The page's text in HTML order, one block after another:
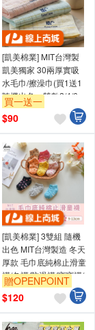
[凱美棉業] MIT台灣製
凱美獨家 30兩厚實吸
水毛巾/擦澡巾(買1送1
隨機出色，雙數2/4/6..
下單)
買一送一
贈OPENPOINT
$90
[凱美棉業] 3雙組 隨機
出色 MIT台灣製造 冬天
厚款 毛巾底純棉止滑童
襪/冬襪/防滑襪/寶寶襪/
保暖童襪 愛心點點款
贈OPENPOINT
$120